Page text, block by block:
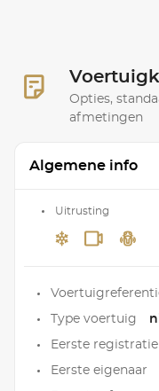
Opties,
afmetingen
Algemene info
Uitrusting
Type voertuig
Eerste registratie
Eerste eigenaar